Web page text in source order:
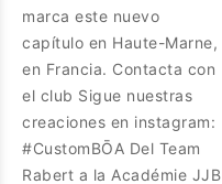
marca este nuevo
capítulo en Haute-Marne,
en Francia. Contacta con
el club Sigue nuestras
creaciones en instagram:
#CustomBŌA Del Team
Rabert a la Académie JJB